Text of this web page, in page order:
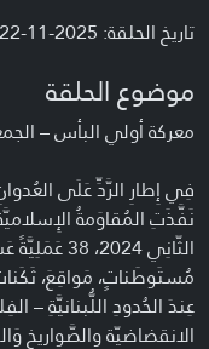
تاريخ الحلقة: 2025-11-22
موضوع الحلقة
معركة أولي البأس – الجمعة 22/11/
فِي إِطارِ الرَّدِّ عَلَى
الثّانِي
مُستَوطَناتٍ، مَواقِعَ،
عِندَ الحُدودِ اللُّبنانيَّةِ –
الانقضاضيّة والصَّواريخِ